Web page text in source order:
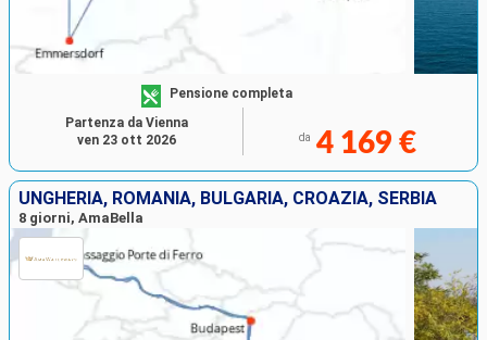
Pensione completa
da 4 169 €
Partenza da Vienna
ven 23 ott 2026
UNGHERIA, ROMANIA, BULGARIA, CROAZIA, SERBIA
8 giorni, AmaBella